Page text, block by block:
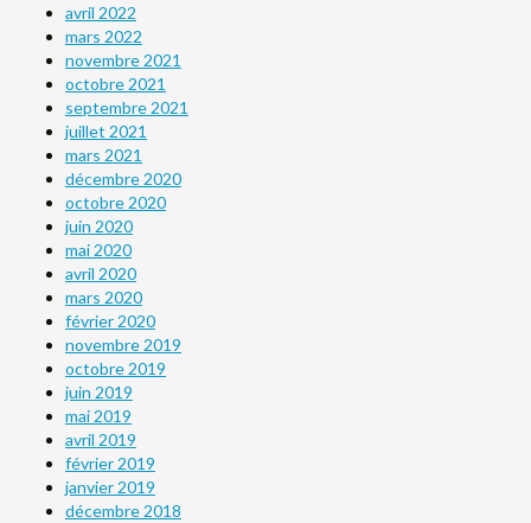
avril 2022
mars 2022
novembre 2021
octobre 2021
septembre 2021
juillet 2021
mars 2021
décembre 2020
octobre 2020
juin 2020
mai 2020
avril 2020
mars 2020
février 2020
novembre 2019
octobre 2019
juin 2019
mai 2019
avril 2019
février 2019
janvier 2019
décembre 2018